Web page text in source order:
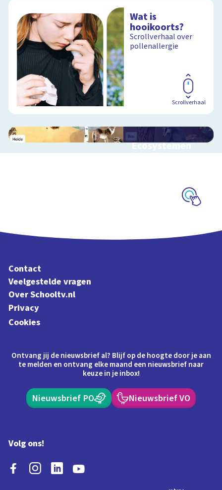
Wat is
hooikoorts?
Scrollverhaal over
pollenallergie
Scrollverhaal
Ecosystemen
Interactieve
Contact
Veelgestelde vragen
Over Schooltv.nl
Privacy
Cookies
Ontvang jij de nieuwsbrief al? Blijf op de hoogte door je aan
te melden en ontvang elke maand een nieuwsbrief naar
keuze in je inbox!
Nieuwsbrief PO Nieuwsbrief VO
Volg ons!